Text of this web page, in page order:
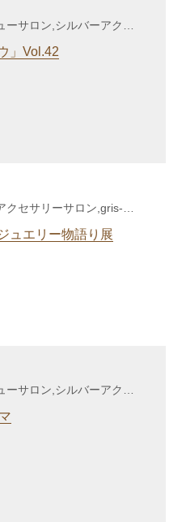
サロン,シルバーアクセ
ピー講座,個人セッショ
」Vol.42
クセサリーサロン,gris-
ュエリー物語り展
ーサロン,シルバーアクセ
ロン,enjoy life養成講座,
ピー講座,gris-gris c.